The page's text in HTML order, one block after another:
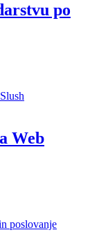
po
Web
poslovanje